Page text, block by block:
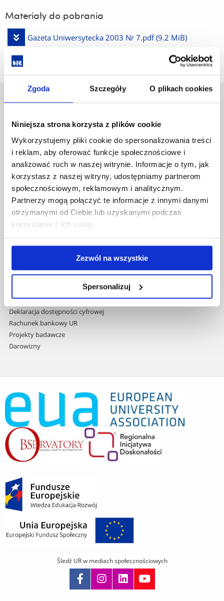
Zgoda Szczegóły O plikach cookies
Niniejsza strona korzysta z plików cookie
Wykorzystujemy pliki cookie do spersonalizowania treści
i reklam, aby oferować funkcje społecznościowe i
analizować ruch w naszej witrynie. Informacje o tym, jak
korzystasz z naszej witryny, udostępniamy partnerom
społecznościowym, reklamowym i analitycznym.
Partnerzy mogą połączyć te informacje z innymi danymi
otrzymanymi od Ciebie lub uzyskanymi podczas
korzystania z ich usług.
Zezwól na wszystkie
Spersonalizuj
Materiały do pobrania
Pobierz
Gazeta Uniwersytecka 2003 Nr 7.pdf (9.2 MiB)
Uniwersytet Rzeszowski
35-959 Rzeszów
Pomiń
nawigację
przejdź
do
treści
Polityka prywatności
Mapa serwisu
Biblioteka
Wydawnictwo
Covid info
Studia podyplomowe
Praca na UR
Zamówienia publiczne
Projekty współfinansowane przez UE
Wynajem sal
Dane kontaktowe
Deklaracja dostępności cyfrowej
Rachunek bankowy UR
Projekty badawcze
Darowizny
Śledź UR w mediach społecznościowych